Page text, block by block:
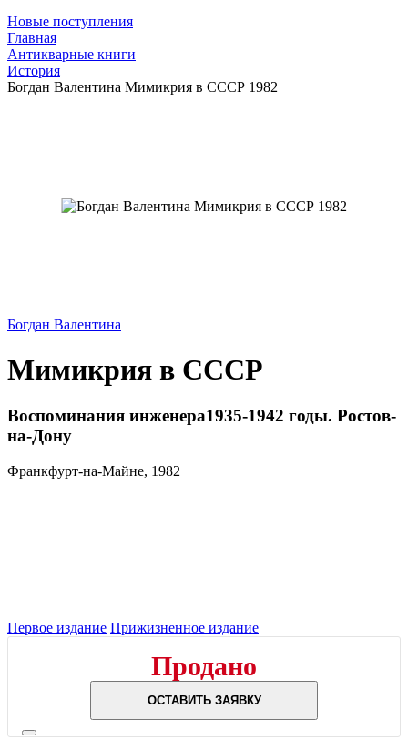
Новые поступления
Главная
Антикварные книги
История
Богдан Валентина Мимикрия в СССР 1982
Богдан Валентина
Мимикрия в СССР
Воспоминания инженера1935-1942 годы. Ростов-
на-Дону
Франкфурт-на-Майне, 1982
Первое издание Прижизненное издание
Продано
ОСТАВИТЬ ЗАЯВКУ